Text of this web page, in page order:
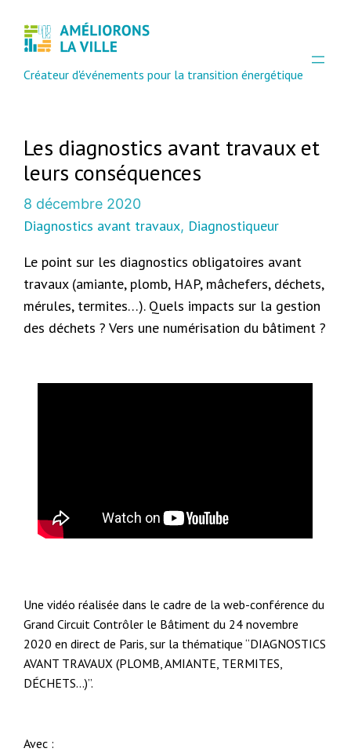
Créateur d'événements pour la transition énergétique
Les diagnostics avant travaux et
leurs conséquences
8 décembre 2020
Diagnostics avant travaux, Diagnostiqueur
Le point sur les diagnostics obligatoires avant
travaux (amiante, plomb, HAP, mâchefers, déchets,
mérules, termites…). Quels impacts sur la gestion
des déchets ? Vers une numérisation du bâtiment ?
Une vidéo réalisée dans le cadre de la web-conférence du
Grand Circuit Contrôler le Bâtiment du 24 novembre
2020 en direct de Paris, sur la thématique “DIAGNOSTICS
AVANT TRAVAUX (PLOMB, AMIANTE, TERMITES,
DÉCHETS…)”.
Avec :